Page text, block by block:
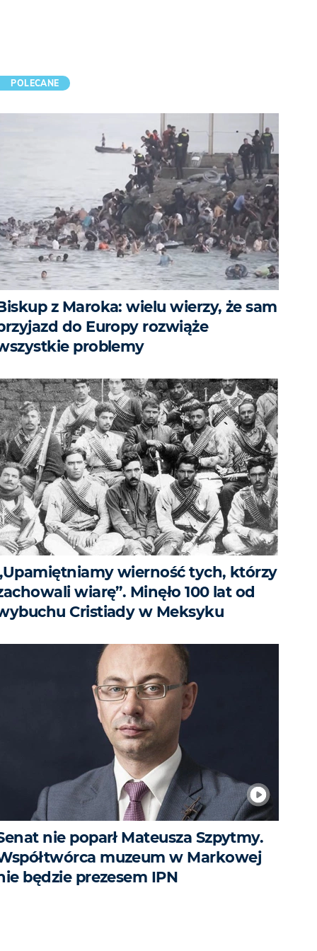
POLECANE
z Maroka: wielu wierzy, że sam
do Europy rozwiąże
problemy
wierność tych, którzy
wiarę”. Minęło 100 lat od
Cristiady w Meksyku
nie poparł Mateusza Szpytmy.
muzeum w Markowej
będzie prezesem IPN